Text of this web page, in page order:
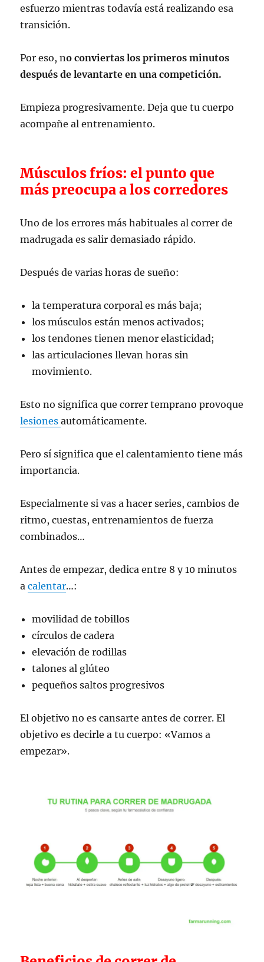
esfuerzo mientras todavía está realizando esa
transición.
Por eso, no conviertas los primeros minutos
después de levantarte en una competición.
Empieza progresivamente. Deja que tu cuerpo
acompañe al entrenamiento.
Músculos fríos: el punto que
más preocupa a los corredores
Uno de los errores más habituales al correr de
madrugada es salir demasiado rápido.
Después de varias horas de sueño:
la temperatura corporal es más baja;
los músculos están menos activados;
los tendones tienen menor elasticidad;
las articulaciones llevan horas sin
movimiento.
Esto no significa que correr temprano provoque
lesionesautomáticamente.
Pero sí significa que el calentamiento tiene más
importancia.
Especialmente si vas a hacer series, cambios de
ritmo, cuestas, entrenamientos de fuerza
combinados…
Antes de empezar, dedica entre 8 y 10 minutos
acalentar…:
movilidad de tobillos
círculos de cadera
elevación de rodillas
talones al glúteo
pequeños saltos progresivos
El objetivo no es cansarte antes de correr. El
objetivo es decirle a tu cuerpo: «Vamos a
empezar».